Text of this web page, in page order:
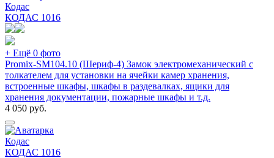
Кодас
КОДАС 1016
+ Ещё 0 фото
Promix-SM104.10 (Шериф-4) Замок электромеханический с
толкателем для установки на ячейки камер хранения,
встроенные шкафы, шкафы в раздевалках, ящики для
хранения документации, пожарные шкафы и т.д.
4 050 руб.
Кодас
КОДАС 1016